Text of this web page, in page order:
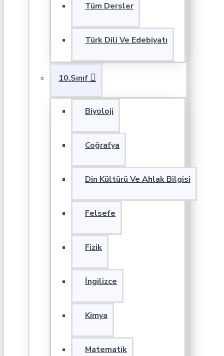
Tüm Dersler
Türk Dili Ve Edebiyatı
10.Sınıf
Biyoloji
Coğrafya
Din Kültürü Ve Ahlak Bilgisi
Felsefe
Fizik
İngilizce
Kimya
Matematik